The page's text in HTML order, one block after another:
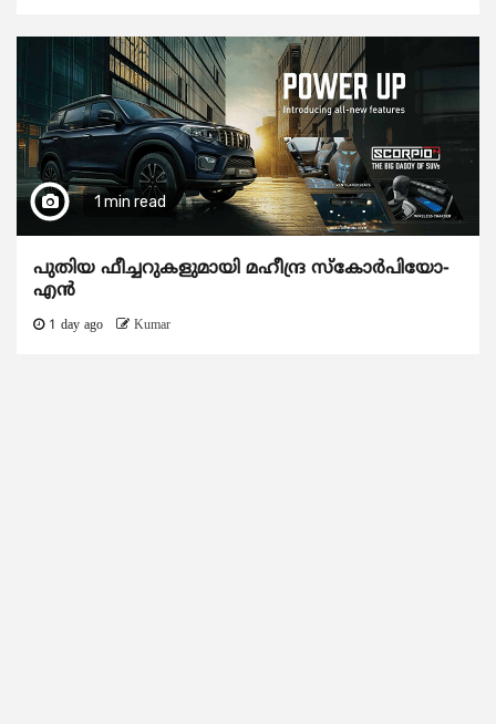
1 min read
പുതിയ ഫീച്ചറുകളുമായി മഹീന്ദ്ര സ്കോർപിയോ-
എൻ
1 day ago Kumar